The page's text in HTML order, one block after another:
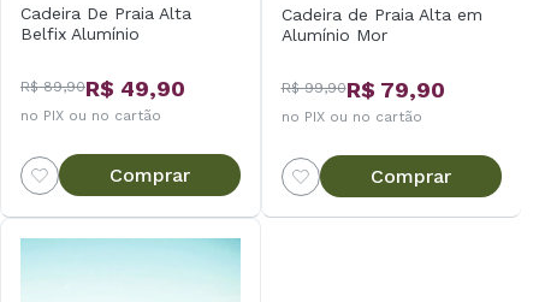
Cadeira De Praia Alta
Belfix Alumínio
R$ 89,90R$ 49,90
no PIX ou no cartão
Comprar
Cadeira de Praia Alta em
Alumínio Mor
R$ 99,90R$ 79,90
no PIX ou no cartão
Comprar